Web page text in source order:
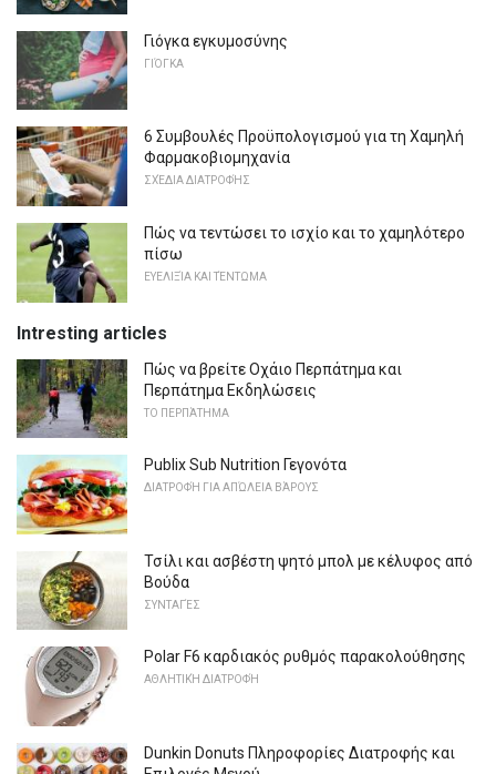
Γιόγκα εγκυμοσύνης
ΓΙΌΓΚΑ
6 Συμβουλές Προϋπολογισμού για τη Χαμηλή
Φαρμακοβιομηχανία
ΣΧΈΔΙΑ ΔΙΑΤΡΟΦΉΣ
Πώς να τεντώσει το ισχίο και το χαμηλότερο
πίσω
ΕΥΕΛΙΞΊΑ ΚΑΙ ΤΈΝΤΩΜΑ
Intresting articles
Πώς να βρείτε Οχάιο Περπάτημα και
Περπάτημα Εκδηλώσεις
ΤΟ ΠΕΡΠΆΤΗΜΑ
Publix Sub Nutrition Γεγονότα
ΔΙΑΤΡΟΦΉ ΓΙΑ ΑΠΏΛΕΙΑ ΒΆΡΟΥΣ
Τσίλι και ασβέστη ψητό μπολ με κέλυφος από
Βούδα
ΣΥΝΤΑΓΈΣ
Polar F6 καρδιακός ρυθμός παρακολούθησης
ΑΘΛΗΤΙΚΉ ΔΙΑΤΡΟΦΉ
Dunkin Donuts Πληροφορίες Διατροφής και